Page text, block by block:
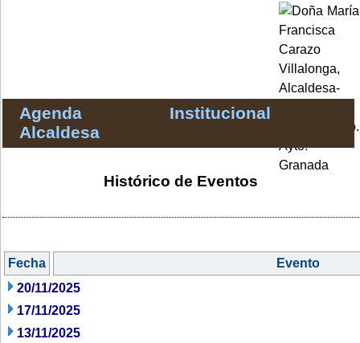
Agenda Institucional
Alcaldesa
Histórico de Eventos
Fecha
Evento
20/11/2025
17/11/2025
13/11/2025